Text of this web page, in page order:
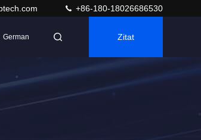
+86-180-18026686530
German Zitat